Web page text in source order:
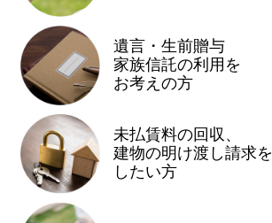
遺言・生前贈与
家族信託の利用を
お考えの方
未払賃料の回収、
建物の明け渡し請求を
したい方